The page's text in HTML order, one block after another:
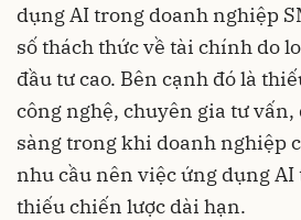
dụng AI trong doanh nghiệp
số thách thức về tài chính do
đầu tư cao. Bên cạnh đó là
công nghệ, chuyên gia tư
sàng trong khi doanh nghiệp
nhu cầu nên việc ứng dụng AI
thiếu chiến lược dài hạn.